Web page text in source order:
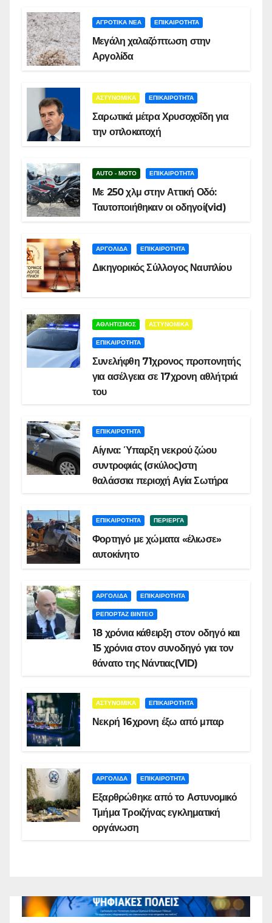
ΑΓΡΟΤΙΚΑ ΝΕΑ ΕΠΙΚΑΙΡΟΤΗΤΑ
Μεγάλη χαλαζόπτωση στην
Αργολίδα
ΑΣΤΥΝΟΜΙΚΑ ΕΠΙΚΑΙΡΟΤΗΤΑ
Σαρωτικά μέτρα Χρυσοχοΐδη για
την οπλοκατοχή
AUTO - MOTO ΕΠΙΚΑΙΡΟΤΗΤΑ
Με 250 χλμ στην Αττική Οδό:
Ταυτοποιήθηκαν οι οδηγοί(vid)
ΑΡΓΟΛΙΔΑ ΕΠΙΚΑΙΡΟΤΗΤΑ
Δικηγορικός Σύλλογος Ναυπλίου
ΑΘΛΗΤΙΣΜΟΣ ΑΣΤΥΝΟΜΙΚΑ
ΕΠΙΚΑΙΡΟΤΗΤΑ
Συνελήφθη 71χρονος προπονητής
για ασέλγεια σε 17χρονη αθλήτριά
του
ΕΠΙΚΑΙΡΟΤΗΤΑ
Αίγινα: Ύπαρξη νεκρού ζώου
συντροφιάς (σκύλος)στη
θαλάσσια περιοχή Αγία Σωτήρα
ΕΠΙΚΑΙΡΟΤΗΤΑ ΠΕΡΙΕΡΓΑ
Φορτηγό με χώματα «έλιωσε»
αυτοκίνητο
ΑΡΓΟΛΙΔΑ ΕΠΙΚΑΙΡΟΤΗΤΑ
ΡΕΠΟΡΤΑΖ ΒΙΝΤΕΟ
18 χρόνια κάθειρξη στον οδηγό και
15 χρόνια στον συνοδηγό για τον
θάνατο της Νάντιας(VID)
ΑΣΤΥΝΟΜΙΚΑ ΕΠΙΚΑΙΡΟΤΗΤΑ
Νεκρή 16χρονη έξω από μπαρ
ΑΡΓΟΛΙΔΑ ΕΠΙΚΑΙΡΟΤΗΤΑ
Εξαρθρώθηκε από το Αστυνομικό
Τμήμα Τροιζήνας εγκληματική
οργάνωση